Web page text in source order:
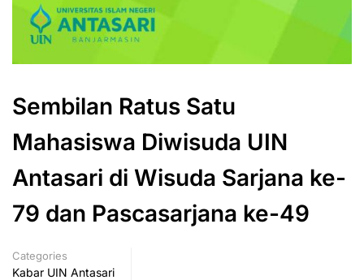
Sembilan Ratus Satu
Mahasiswa Diwisuda UIN
Antasari di Wisuda Sarjana ke-
79 dan Pascasarjana ke-49
Categories
Kabar UIN Antasari